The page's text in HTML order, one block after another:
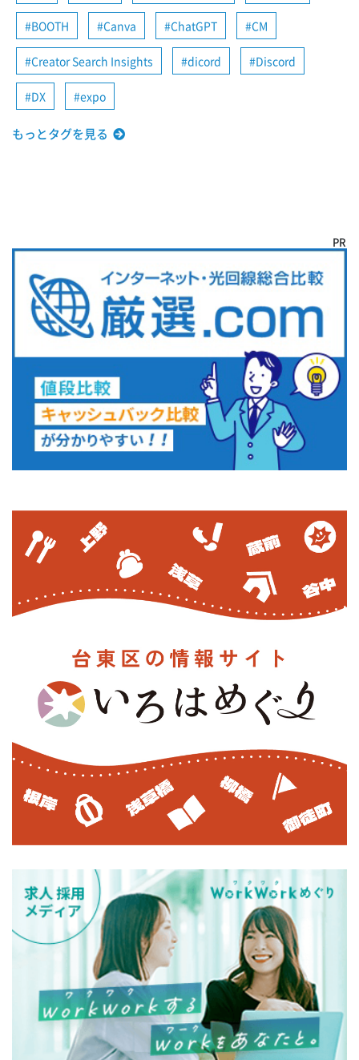
BOOTH Canva ChatGPT CM
Creator Search Insights dicord Discord
DX expo
もっとタグを見る
PR